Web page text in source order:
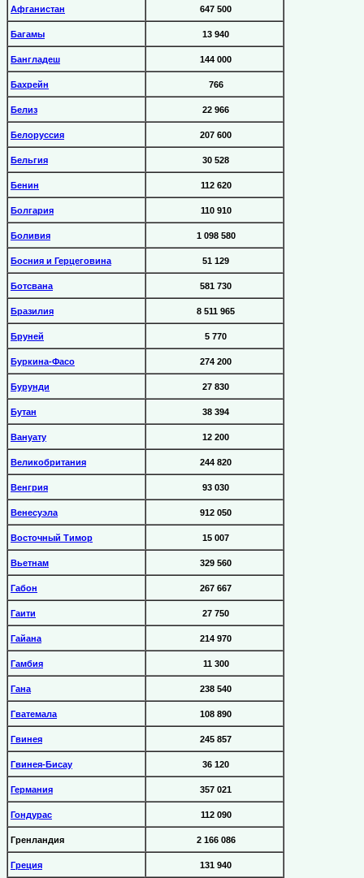
Афганистан 647 500
Багамы 13 940
Бангладеш 144 000
Бахрейн 766
Белиз 22 966
Белоруссия 207 600
Бельгия 30 528
Бенин 112 620
Болгария 110 910
Боливия 1 098 580
Босния и Герцеговина 51 129
Ботсвана 581 730
Бразилия 8 511 965
Бруней 5 770
Буркина-Фасо 274 200
Бурунди 27 830
Бутан 38 394
Вануату 12 200
Великобритания 244 820
Венгрия 93 030
Венесуэла 912 050
Восточный Тимор 15 007
Вьетнам 329 560
Габон 267 667
Гаити 27 750
Гайана 214 970
Гамбия 11 300
Гана 238 540
Гватемала 108 890
Гвинея 245 857
Гвинея-Бисау 36 120
Германия 357 021
Гондурас 112 090
Гренландия 2 166 086
Греция 131 940